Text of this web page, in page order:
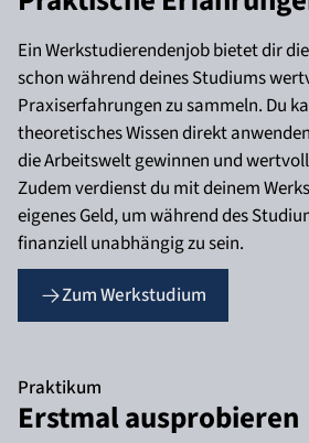
Ein Werkstudierendenjob bietet dir
schon während deines Studiums
Praxiserfahrungen zu sammeln. Du
theoretisches Wissen direkt
die Arbeitswelt gewinnen und
Zudem verdienst du mit deinem
eigenes Geld, um während des
finanziell unabhängig zu sein.
Zum Werkstudium
Praktikum
Erstmal ausprobieren